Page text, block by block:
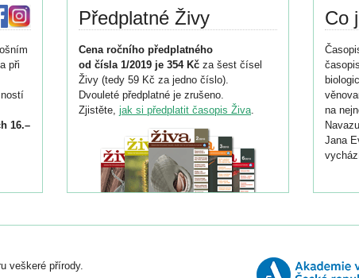
při
16.–
Předplatné Živy
Cena ročního předplatného
od čísla 1/2019 je 354 Kč za šest čísel
Živy (tedy 59 Kč za jedno číslo).
Dvouleté předplatné je zrušeno.
Zjistěte, jak si předplatit časopis Živa.
Co
na
Jana
veškeré přírody.